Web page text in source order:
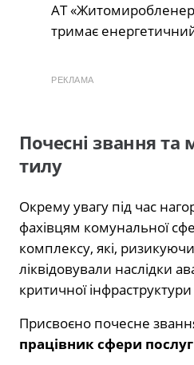
АТ
тримає
РЕКЛАМА
Почесні звання та
тилу
Окрему увагу під час
фахівцям комунальної
комплексу, які,
ліквідовували наслідки
критичної інфраструктури
Присвоєно почесне
працівник сфери